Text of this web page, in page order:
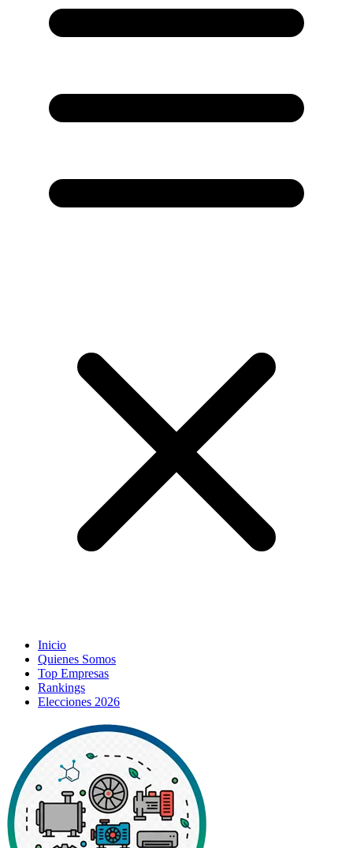
Inicio
Quienes Somos
Top Empresas
Rankings
Elecciones 2026